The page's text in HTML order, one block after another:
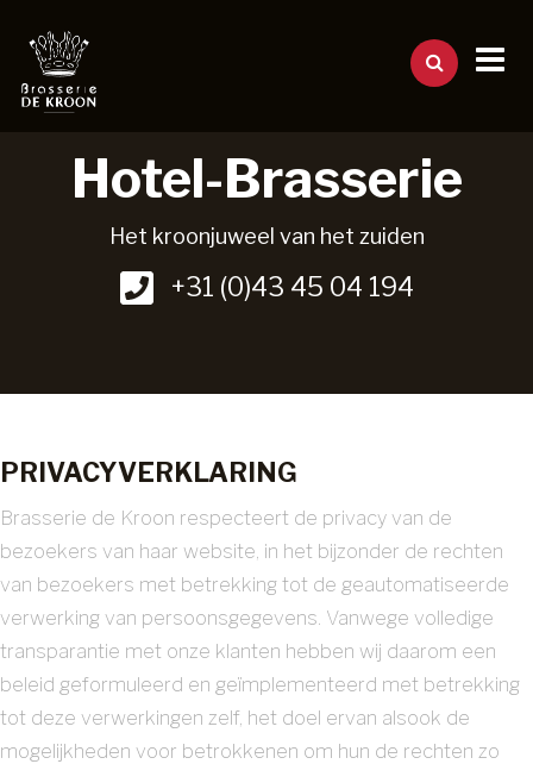
Hotel-Brasserie
Het kroonjuweel van het zuiden
+31 (0)43 45 04 194
PRIVACYVERKLARING
Brasserie de Kroon respecteert de privacy van de
bezoekers van haar website, in het bijzonder de rechten
van bezoekers met betrekking tot de geautomatiseerde
verwerking van persoonsgegevens. Vanwege volledige
transparantie met onze klanten hebben wij daarom een
beleid geformuleerd en geïmplementeerd met betrekking
tot deze verwerkingen zelf, het doel ervan alsook de
mogelijkheden voor betrokkenen om hun de rechten zo